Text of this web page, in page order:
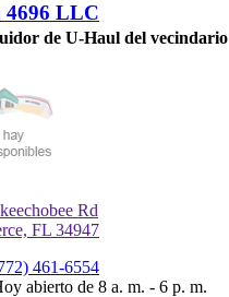
4696 LLC
de U-Haul del vecindario
Rd
FL 34947
461-6554
abierto de 8 a. m. - 6 p. m.